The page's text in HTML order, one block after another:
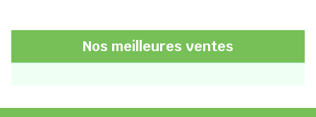
Nos meilleures ventes